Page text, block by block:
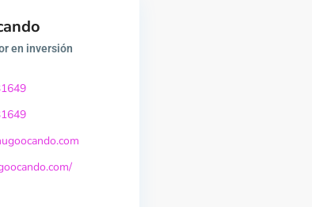
en inversión